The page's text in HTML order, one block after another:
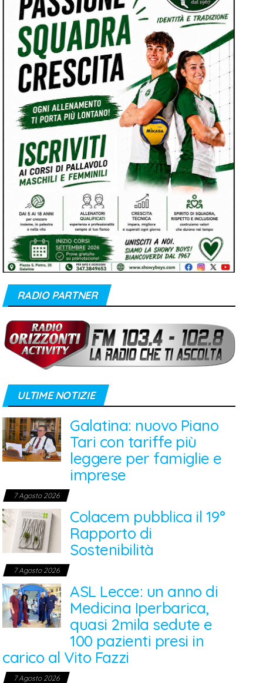
RADIO PARTNER
ULTIME NOTIZIE
Galatina: nuovo Piano
Tari con tariffe più
leggere per famiglie e
imprese
7 Agosto 2026
Colacem pubblica il 19°
Rapporto di
Sostenibilità
7 Agosto 2026
ASL Lecce: un anno di
Medicina Iperbarica,
quasi 2mila sedute e
100 pazienti presi in
carico al Vito Fazzi
7 Agosto 2026